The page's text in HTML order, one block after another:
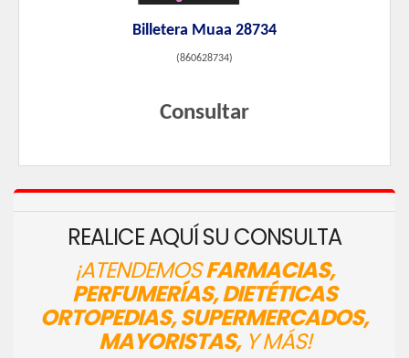
Billetera Muaa 28734
(860628734)
Consultar
REALICE AQUÍ SU CONSULTA
¡ATENDEMOSFARMACIAS,
PERFUMERÍAS, DIETÉTICAS
ORTOPEDIAS, SUPERMERCADOS,
MAYORISTAS,Y MÁS!